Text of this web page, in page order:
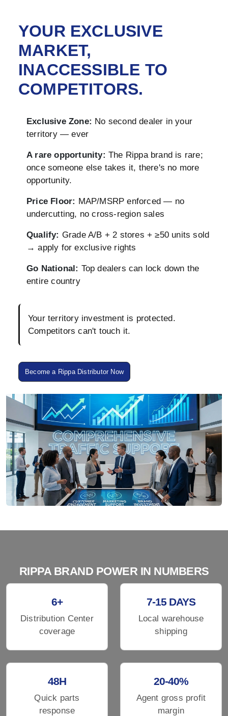
YOUR EXCLUSIVE
MARKET,
INACCESSIBLE TO
COMPETITORS.
Exclusive Zone: No second dealer in your
territory — ever
A rare opportunity: The Rippa brand is rare;
once someone else takes it, there's no more
opportunity.
Price Floor: MAP/MSRP enforced — no
undercutting, no cross-region sales
Qualify: Grade A/B + 2 stores + ≥50 units sold
→ apply for exclusive rights
Go National: Top dealers can lock down the
entire country
Your territory investment is protected.
Competitors can't touch it.
Become a Rippa Distributor Now
RIPPA BRAND POWER IN NUMBERS
6+
Distribution Center
coverage
7-15 DAYS
Local warehouse
shipping
48H
Quick parts
response
20-40%
Agent gross profit
margin